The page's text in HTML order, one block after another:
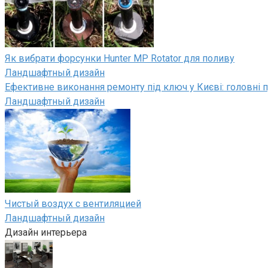
Як вибрати форсунки Hunter MP Rotator для поливу
Ландшафтный дизайн
Ефективне виконання ремонту під ключ у Києві: головні
Ландшафтный дизайн
Чистый воздух с вентиляцией
Ландшафтный дизайн
Дизайн интерьера